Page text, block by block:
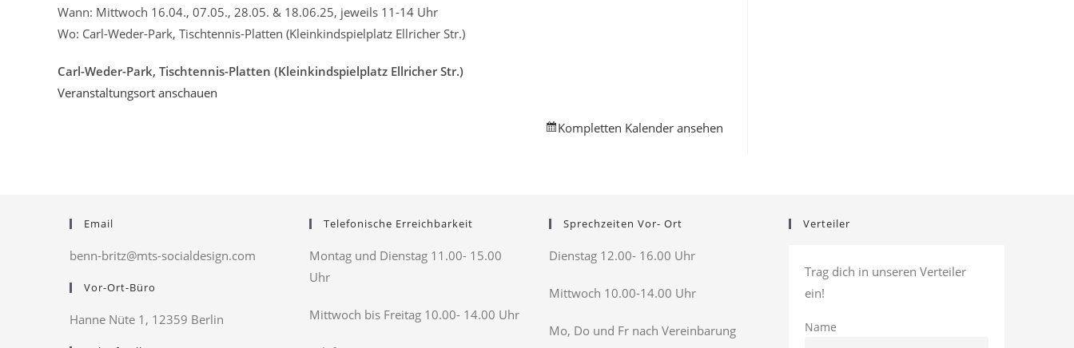
Wann: Mittwoch 16.04., 07.05., 28.05. & 18.06.25, jeweils 11-14 Uhr
Wo: Carl-Weder-Park, Tischtennis-Platten (Kleinkindspielplatz Ellricher Str.)
Carl-Weder-Park, Tischtennis-Platten (Kleinkindspielplatz Ellricher Str.)
Veranstaltungsort anschauen
Kompletten Kalender ansehen
Email
benn-britz@mts-socialdesign.com
Vor-Ort-Büro
Hanne Nüte 1, 12359 Berlin
Telefonische Erreichbarkeit
Montag und Dienstag 11.00- 15.00
Uhr
Mittwoch bis Freitag 10.00- 14.00 Uhr
Sprechzeiten Vor- Ort
Dienstag 12.00- 16.00 Uhr
Mittwoch 10.00-14.00 Uhr
Mo, Do und Fr nach Vereinbarung
Verteiler
Trag dich in unseren Verteiler
ein!
Name